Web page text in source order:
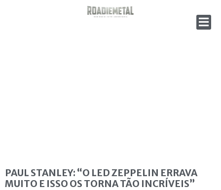
PAUL STANLEY: “O LED ZEPPELIN ERRAVA
MUITO E ISSO OS TORNA TÃO INCRÍVEIS”